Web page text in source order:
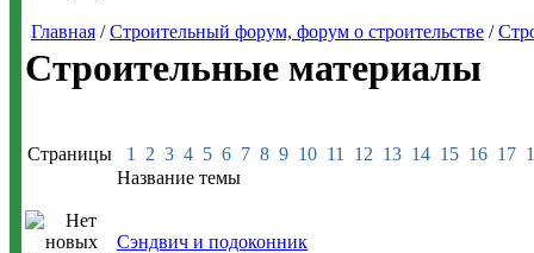
Главная /Строительный форум, форум о строительстве /
Строительные материалы
Страницы 1 2 3 4 5 6 7 8 9 10 11 12 13 14 15 16 17
Название темы
Сэндвич и подоконник